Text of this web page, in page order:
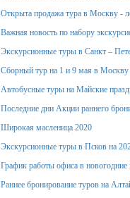
Открыта продажа тура в Москву -
Важная новость по набору
Экскурсионные туры в Санкт –
Сборный тур на 1 и 9 мая в Москву
Автобусные туры на Майские
Последние дни Акции раннего
Широкая масленица 2020
Экскурсионные туры в Псков на
График работы офиса в новогодние
Раннее бронирование туров на